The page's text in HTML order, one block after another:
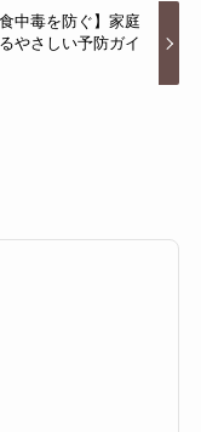
食中毒を防ぐ】家庭
やさしい予防ガイ